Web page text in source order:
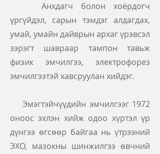
Анхдагч болон хоёрдогч
үргүйдэл, сарын тэмдэг алдагдах,
умай, умайн дайврын архаг үрэвсэл
зэрэгт шавраар тампон тавьж
физик эмчилгээ, электрофорез
эмчилгээтэй хавсруулан хийдэг.
Эмэгтэйчүүдийн эмчилгээг 1972
оноос эхлэн хийж одоо хүртэл үр
дүнгээ өгсөөр байгаа нь үтрээний
ЭХО, мазокны шинжилгээ өвчний